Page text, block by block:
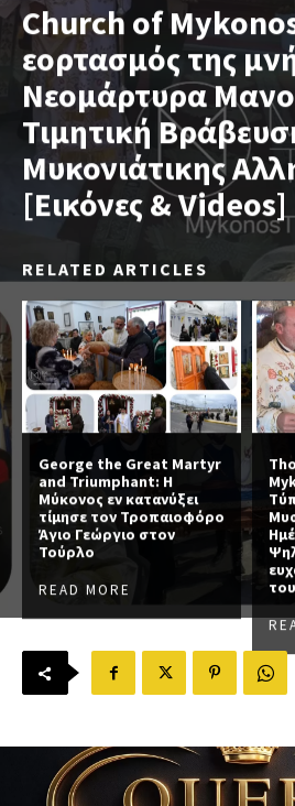
Church of
εορτασμός της
Νεομάρτυρα
Τιμητική
Μυκονιάτικης
[Εικόνες & Videos]
RELATED ARTICLES
George the Great Martyr
and Triumphant: Η
Μύκονος εν κατανύξει
τίμησε τον Τροπαιοφόρο
Άγιο Γεώργιο στον
Τούρλο
READ MORE